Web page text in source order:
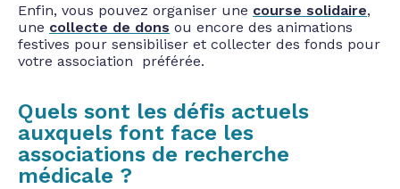
Enfin, vous pouvez organiser une course solidaire,
une collecte de dons ou encore des animations
festives pour sensibiliser et collecter des fonds pour
votre association préférée.
Quels sont les défis actuels
auxquels font face les
associations de recherche
médicale ?